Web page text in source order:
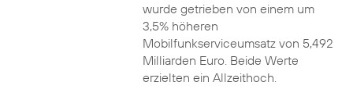
wurde getrieben von einem um
3,5% höheren
Mobilfunkserviceumsatz von 5,492
Milliarden Euro. Beide Werte
erzielten ein Allzeithoch.